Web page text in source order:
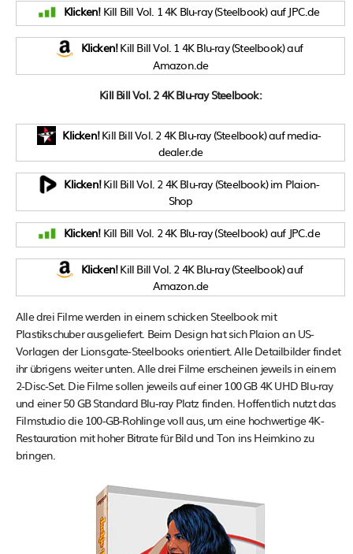
Klicken!Kill Bill Vol. 1 4K Blu-ray (Steelbook) auf JPC.de
Klicken!Kill Bill Vol. 1 4K Blu-ray (Steelbook) auf
Amazon.de
Kill Bill Vol. 2 4K Blu-ray Steelbook:
Klicken!Kill Bill Vol. 2 4K Blu-ray (Steelbook) auf media-
dealer.de
Klicken!Kill Bill Vol. 2 4K Blu-ray (Steelbook) im Plaion-
Shop
Klicken! Kill Bill Vol. 2 4K Blu-ray (Steelbook) auf JPC.de
Klicken!Kill Bill Vol. 2 4K Blu-ray (Steelbook) auf
Amazon.de
Alle drei Filme werden in einem schicken Steelbook mit
Plastikschuber ausgeliefert. Beim Design hat sich Plaion an US-
Vorlagen der Lionsgate-Steelbooks orientiert. Alle Detailbilder findet
ihr übrigens weiter unten. Alle drei Filme erscheinen jeweils in einem
2-Disc-Set. Die Filme sollen jeweils auf einer 100 GB 4K UHD Blu-ray
und einer 50 GB Standard Blu-ray Platz finden. Hoffentlich nutzt das
Filmstudio die 100-GB-Rohlinge voll aus, um eine hochwertige 4K-
Restauration mit hoher Bitrate für Bild und Ton ins Heimkino zu
bringen.